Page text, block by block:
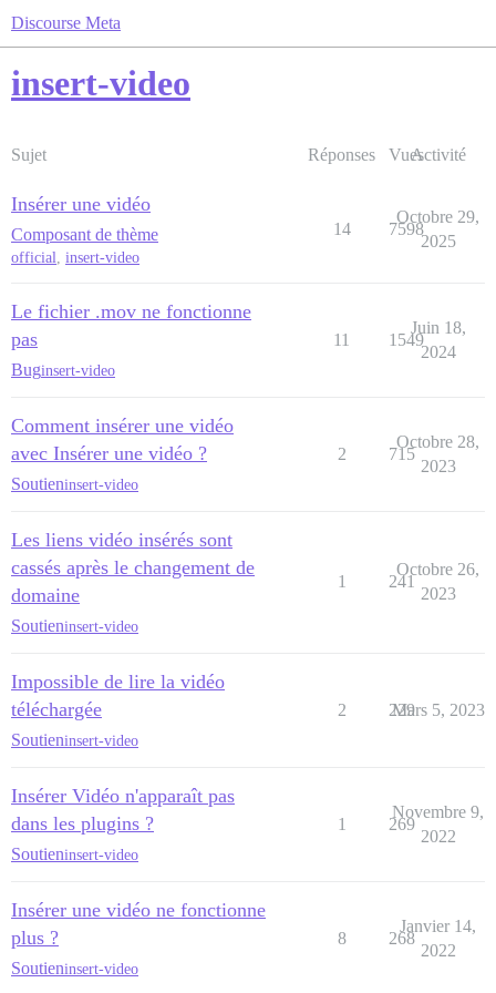
Discourse Meta
insert-video
Sujet Réponses VuesActivité
Insérer une vidéo
Composant de thème
official, insert-video
14 7598
Octobre 29,
2025
Le fichier .mov ne fonctionne
pas
Buginsert-video
11 1549
Juin 18,
2024
Comment insérer une vidéo
avec Insérer une vidéo ?
Soutieninsert-video
2 715
Octobre 28,
2023
Les liens vidéo insérés sont
cassés après le changement de
domaine
Soutieninsert-video
1 241
Octobre 26,
2023
Impossible de lire la vidéo
téléchargée
Soutieninsert-video
2 229
Mars 5, 2023
Insérer Vidéo n'apparaît pas
dans les plugins ?
Soutieninsert-video
1 269
Novembre 9,
2022
Insérer une vidéo ne fonctionne
plus ?
Soutieninsert-video
8 268
Janvier 14,
2022